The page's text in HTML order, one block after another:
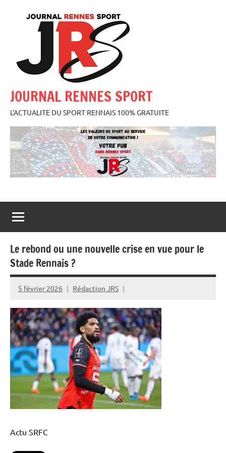
JOURNAL RENNES SPORT
L'ACTUALITE DU SPORT RENNAIS 100% GRATUITE
Le rebond ou une nouvelle crise en vue pour le
Stade Rennais ?
5 février 2026 Rédaction JRS
Actu SRFC